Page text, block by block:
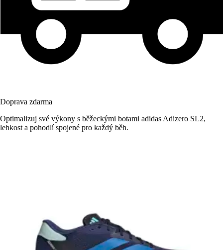
Doprava zdarma
Optimalizuj své výkony s běžeckými botami adidas Adizero SL2,
lehkost a pohodlí spojené pro každý běh.